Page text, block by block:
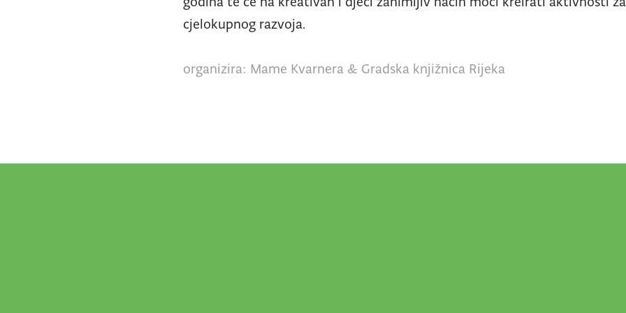
cjelokupnog razvoja.
organizira: Mame Kvarnera & Gradska knjižnica Rijeka